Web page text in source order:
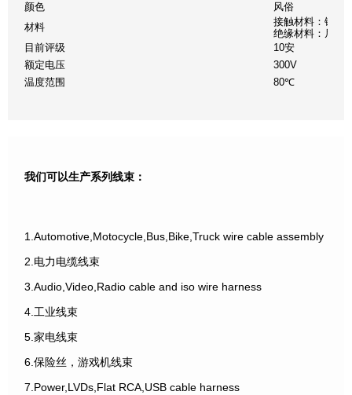
颜色
风俗
材料
接触材料：铜
绝缘材料：尼龙
目前评级
10安
额定电压
300V
温度范围
80℃
我们可以生产系列线束：
1.Automotive,Motocycle,Bus,Bike,Truck wire cable assembly
2.电力电缆线束
3.Audio,Video,Radio cable and iso wire harness
4.工业线束
5.家电线束
6.保险丝，游戏机线束
7.Power,LVDs,Flat RCA,USB cable harness